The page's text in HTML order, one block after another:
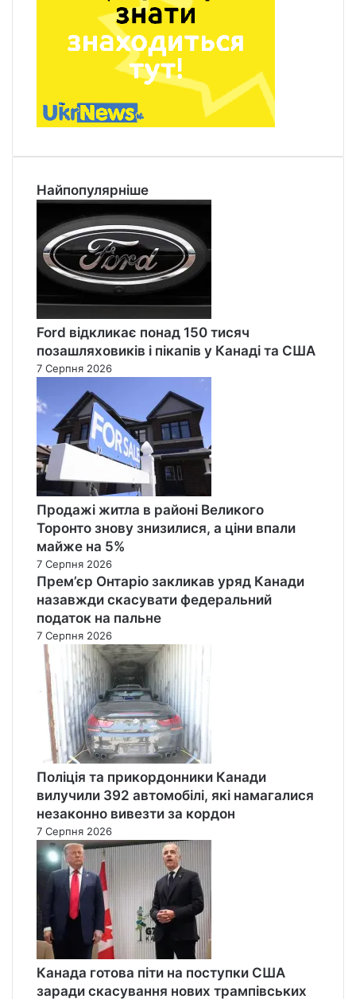
Найпопулярніше
Ford відкликає понад 150 тисяч
позашляховиків і пікапів у Канаді та США
7 Серпня 2026
Продажі житла в районі Великого
Торонто знову знизилися, а ціни впали
майже на 5%
7 Серпня 2026
Прем’єр Онтаріо закликав уряд Канади
назавжди скасувати федеральний
податок на пальне
7 Серпня 2026
Поліція та прикордонники Канади
вилучили 392 автомобілі, які намагалися
незаконно вивезти за кордон
7 Серпня 2026
Канада готова піти на поступки США
заради скасування нових трампівських